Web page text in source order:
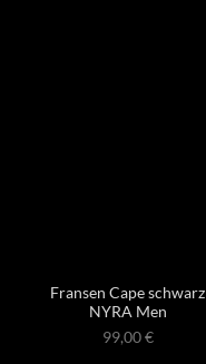
Fransen Cape schwarz
NYRA Men
99,00€